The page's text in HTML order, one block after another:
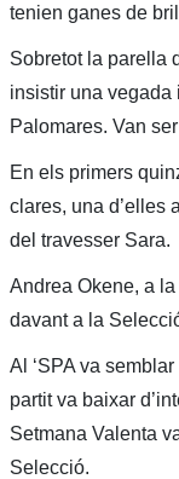
tenien ganes de
Sobretot la parella
insistir una vegada
Palomares. Van
En els primers
clares, una d’elles
del travesser Sara.
Andrea Okene, a
davant a la
Al ‘SPA va
partit va baixar
Setmana Valenta
Selecció.